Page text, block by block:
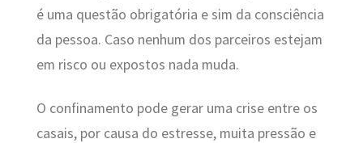
é uma questão obrigatória e sim da consciência
da pessoa. Caso nenhum dos parceiros estejam
em risco ou expostos nada muda.
O confinamento pode gerar uma crise entre os
casais, por causa do estresse, muita pressão e